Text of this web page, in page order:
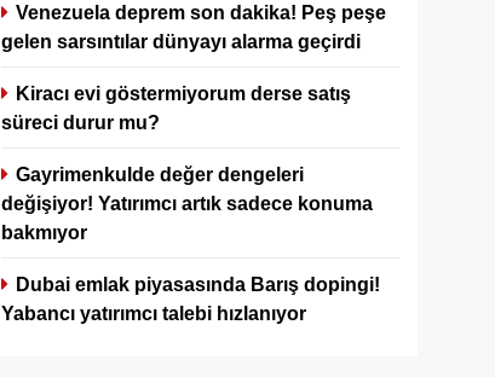
Venezuela deprem son dakika! Peş peşe
gelen sarsıntılar dünyayı alarma geçirdi
Kiracı evi göstermiyorum derse satış
süreci durur mu?
Gayrimenkulde değer dengeleri
değişiyor! Yatırımcı artık sadece konuma
bakmıyor
Dubai emlak piyasasında Barış dopingi!
Yabancı yatırımcı talebi hızlanıyor